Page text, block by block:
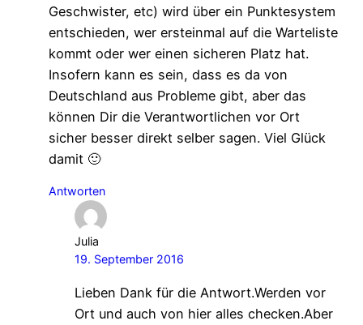
Geschwister, etc) wird über ein Punktesystem
entschieden, wer ersteinmal auf die Warteliste
kommt oder wer einen sicheren Platz hat.
Insofern kann es sein, dass es da von
Deutschland aus Probleme gibt, aber das
können Dir die Verantwortlichen vor Ort
sicher besser direkt selber sagen. Viel Glück
damit 🙂
Antworten
Julia
19. September 2016
Lieben Dank für die Antwort.Werden vor
Ort und auch von hier alles checken.Aber